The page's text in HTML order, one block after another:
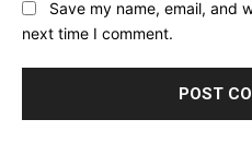
Save my name, email, and
next time I comment.